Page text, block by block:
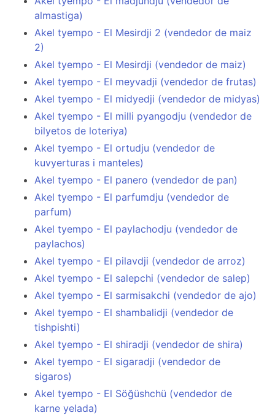
almastiga)
Akel tyempo - El Mesirdji 2 (vendedor de maiz
2)
Akel tyempo - El Mesirdji (vendedor de maiz)
Akel tyempo - El meyvadji (vendedor de frutas)
Akel tyempo - El midyedji (vendedor de midyas)
Akel tyempo - El milli pyangodju (vendedor de
bilyetos de loteriya)
Akel tyempo - El ortudju (vendedor de
kuvyerturas i manteles)
Akel tyempo - El panero (vendedor de pan)
Akel tyempo - El parfumdju (vendedor de
parfum)
Akel tyempo - El paylachodju (vendedor de
paylachos)
Akel tyempo - El pilavdji (vendedor de arroz)
Akel tyempo - El salepchi (vendedor de salep)
Akel tyempo - El sarmisakchi (vendedor de ajo)
Akel tyempo - El shambalidji (vendedor de
tishpishti)
Akel tyempo - El shiradji (vendedor de shira)
Akel tyempo - El sigaradji (vendedor de
sigaros)
Akel tyempo - El Söğüshchü (vendedor de
karne yelada)